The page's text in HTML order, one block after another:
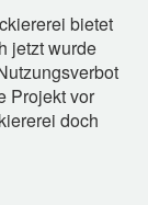
bietet
jetzt wurde
Projekt vor
doch